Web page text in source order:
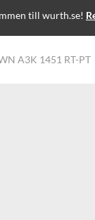
till wurth.se!
A3K 1451 RT-PT